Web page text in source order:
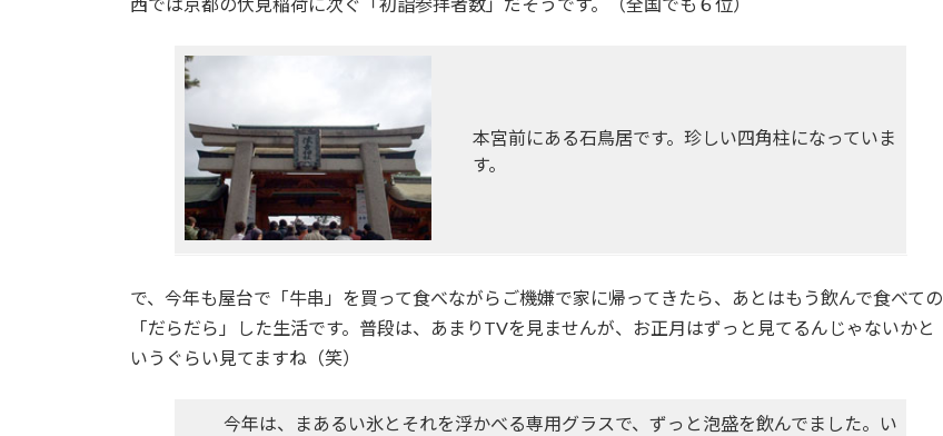
本宮前にある石鳥居です。珍しい四角柱になっていま
す。
で、今年も屋台で「牛串」を買って食べながらご機嫌で家に帰ってきたら、あとはもう飲んで食べての
「だらだら」した生活です。普段は、あまりTVを見ませんが、お正月はずっと見てるんじゃないかと
いうぐらい見てますね（笑）
今年は、まあるい氷とそれを浮かべる専用グラスで、ずっと泡盛を飲んでました。い